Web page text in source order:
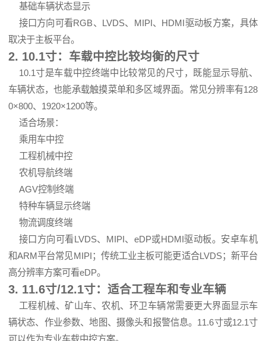
基础车辆状态显示
接口方向可看RGB、LVDS、MIPI、HDMI驱动板方案，具体
取决于主板平台。
2. 10.1寸：车载中控比较均衡的尺寸
10.1寸是车载中控终端中比较常见的尺寸，既能显示导航、
车辆状态，也能承载触摸菜单和多区域界面。常见分辨率有128
0×800、1920×1200等。
适合场景：
乘用车中控
工程机械中控
农机导航终端
AGV控制终端
特种车辆显示终端
物流调度终端
接口方向可看LVDS、MIPI、eDP或HDMI驱动板。安卓车机
和ARM平台常见MIPI；传统工业主板可能更适合LVDS；新平台
高分辨率方案可看eDP。
3. 11.6寸/12.1寸：适合工程车和专业车辆
工程机械、矿山车、农机、环卫车辆常需要更大界面显示车
辆状态、作业参数、地图、摄像头和报警信息。11.6寸或12.1寸
可以作为专业车载中控方案。